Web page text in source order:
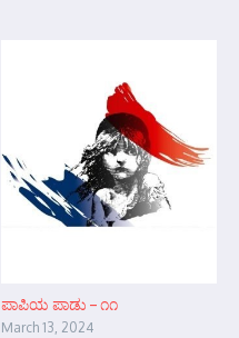
ಪಾಪಿಯ ಪಾಡು – ೧೧
March 13, 2024